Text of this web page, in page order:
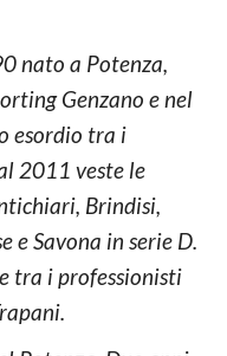
nato a Potenza,
Genzano e nel
esordio tra i
2011 veste le
Brindisi,
e Savona in serie D.
tra i professionisti